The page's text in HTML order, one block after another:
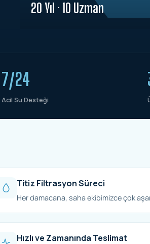
20 Yıl · 10 Uzman
7/24
Acil Su Desteği
Titiz Filtrasyon Süreci
Her damacana, saha ekibimizce çok
Hızlı ve Zamanında Teslimat